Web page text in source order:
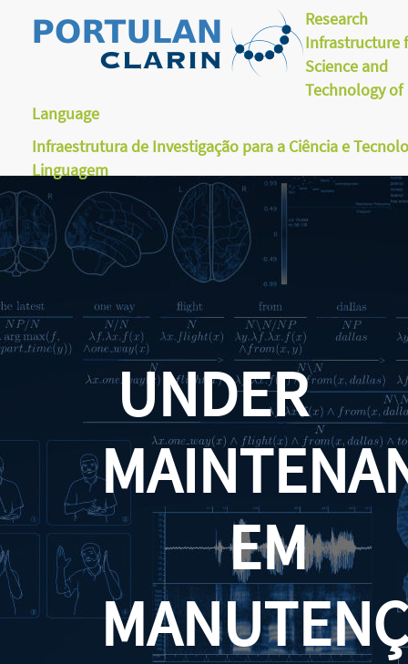
Research
Infrastructure
Science and
Technology of
Language
Infraestrutura de Investigação para a Ciência e
Linguagem
UNDER
EM